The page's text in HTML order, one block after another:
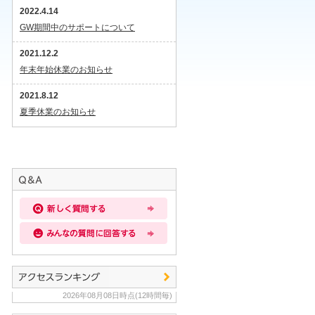
2022.4.14
GW期間中のサポートについて
2021.12.2
年末年始休業のお知らせ
2021.8.12
夏季休業のお知らせ
2026年08月08日時点(12時間毎)